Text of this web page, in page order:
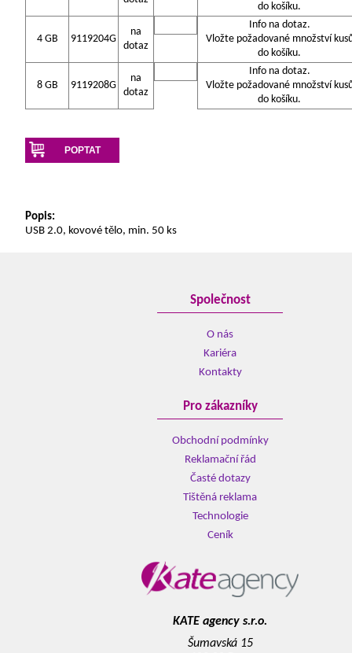
do košíku.
4 GB 9119204G
na
dotaz
Info na dotaz.
Vložte požadované množství
do košíku.
8 GB 9119208G
na
dotaz
Info na dotaz.
Vložte požadované množství
do košíku.
POPTAT
Popis:
USB 2.0, kovové tělo, min. 50 ks
Společnost
O nás
Kariéra
Kontakty
Pro zákazníky
Obchodní podmínky
Reklamační řád
Časté dotazy
Tištěná reklama
Technologie
Ceník
KATE agency s.r.o.
Šumavská 15